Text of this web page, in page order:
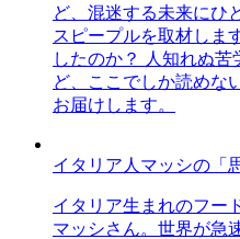
ど、混迷する未来にひ
スピープルを取材しま
したのか？ 人知れぬ
ど、ここでしか読めな
お届けします。
イタリア人マッシの「
イタリア生まれのフー
マッシさん。世界が急